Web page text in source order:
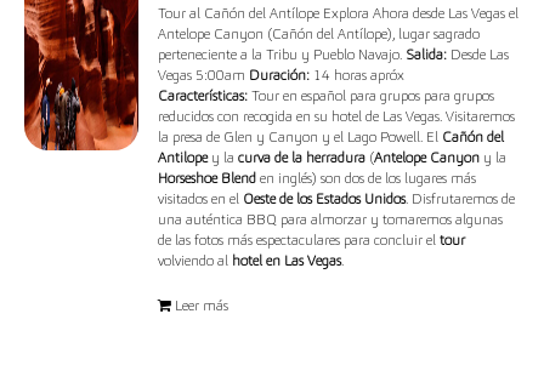
Tour al Cañón del Antílope Explora Ahora desde Las Vegas el
Antelope Canyon (Cañón del Antílope), lugar sagrado
perteneciente a la Tribu y Pueblo Navajo. Salida: Desde Las
Vegas 5:00am Duración: 14 horas apróx
Características:Tour en español para grupos para grupos
reducidos con recogida en su hotel de Las Vegas. Visitaremos
la presa de Glen y Canyon y el Lago Powell. El Cañón del
Antilopey lacurva de la herradura (Antelope Canyon y la
Horseshoe Blend en inglés) son dos de los lugares más
visitados en el Oeste de los Estados Unidos. Disfrutaremos de
una auténtica BBQ para almorzar y tomaremos algunas
de las fotos más espectaculares para concluir eltour
volviendo al hotel en Las Vegas.
Leer más